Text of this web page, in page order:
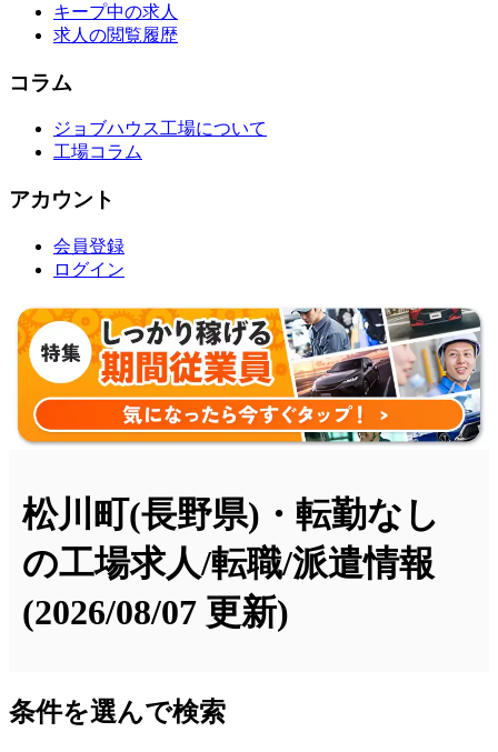
キープ中の求人
求人の閲覧履歴
コラム
ジョブハウス工場について
工場コラム
アカウント
会員登録
ログイン
松川町(長野県)・転勤なし
の工場求人/転職/派遣情報
(2026/08/07 更新)
条件を選んで検索